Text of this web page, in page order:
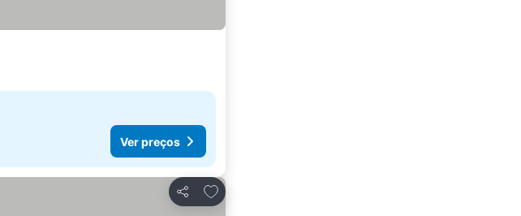
Ver preços
Partilhar
Adicionar aos favoritos